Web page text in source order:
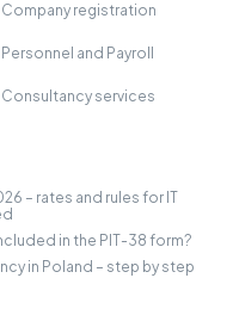
Company registration
Personnel and Payroll
Consultancy services
– rates and rules for IT
in the PIT-38 form?
in Poland – step by step